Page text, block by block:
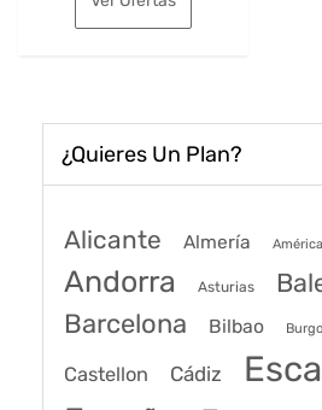
era: es:
¿Quieres Un Plan?
Alicante Almería América
Andorra Asturias
Barcelona Bilbao
Castellon Cádiz